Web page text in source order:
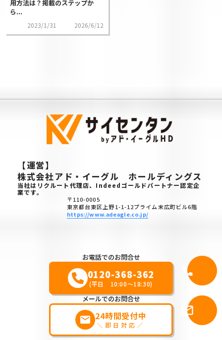
用方法は？掲載のステップか
ら...
2023/1/31 2026/6/12
【運営】
株式会社アド・イーグル ホールディングス
当社はリクルート代理店、Indeedゴールドパートナー認定企
業です。
〒110-0005
東京都台東区上野1-1-12プライム末広町ビル6階
https://www.adeagle.co.jp/
お電話でのお問合せ
0120-368-362
(平日 10:00～18:30)
メールでのお問合せ
markunread 24時間受付中
＼即日対応／
mail_outline
メール問
call 電話問合